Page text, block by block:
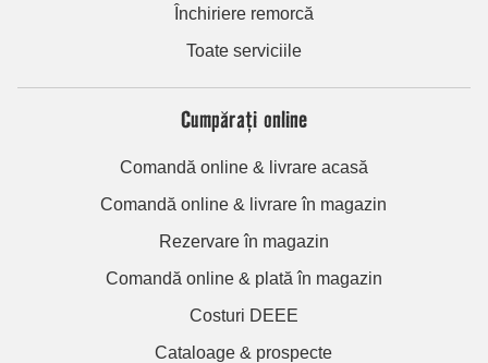
Închiriere remorcă
Toate serviciile
Cumpărați online
Comandă online & livrare acasă
Comandă online & livrare în magazin
Rezervare în magazin
Comandă online & plată în magazin
Costuri DEEE
Cataloage & prospecte